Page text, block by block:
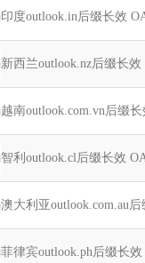
印度outlook.in后缀长效
新西兰outlook.nz后缀长
越南outlook.com.vn后缀
智利outlook.cl后缀长效
澳大利亚outlook.com.au
菲律宾outlook.ph后缀长